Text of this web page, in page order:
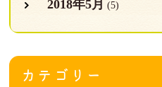
2018年5月 (5)
カテゴリー